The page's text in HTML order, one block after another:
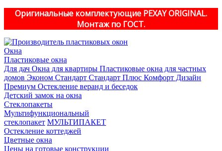
Оригинальные комплектующие PEXAY ORIGINAL.
Монтаж по ГОСТ.
Окна
Пластиковые окна
Для дач Окна для квартиры Пластиковые окна для частных
домов Эконом Стандарт Стандарт Плюс Комфорт Дизайн
Премиум Остекление веранд и беседок
Детский замок на окна
Стеклопакеты
Мультифункциональный
стеклопакет МУЛЬТИПАКЕТ
Остекление коттеджей
Цветные окна
Цены на готовые конструкции